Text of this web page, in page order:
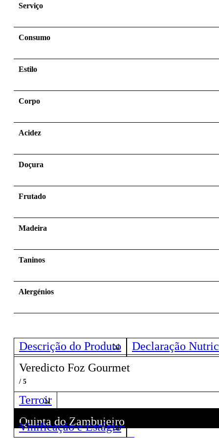
Serviço
Consumo
Estilo
Corpo
Acidez
Doçura
Frutado
Madeira
Taninos
Alergénios
Descrição do Produto
Declaração
Veredicto Foz Gourmet
/ 5
Terroir
Quinta do Zambujeiro
Descubra todos os Vinhos deste Produtor!
Vinificação e Estágio